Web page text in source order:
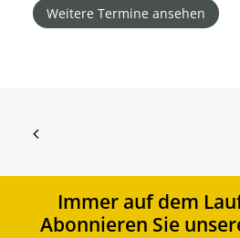
Weitere Termine ansehen
Immer auf dem
Abonnieren Sie